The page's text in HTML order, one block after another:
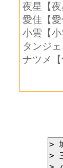
夜星【
愛佳【
小雲【
タンジ
ナツメ